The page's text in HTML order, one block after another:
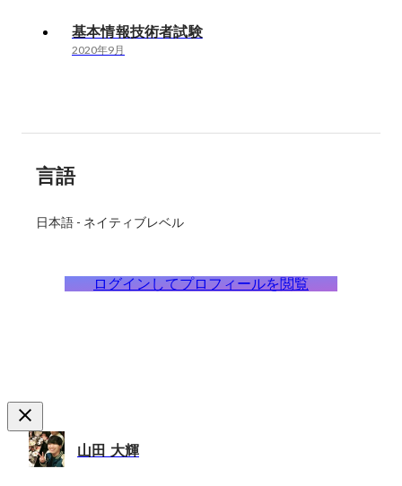
基本情報技術者試験
2020年9月
言語
日本語 - ネイティブレベル
ログインしてプロフィールを閲覧
山田 大輝